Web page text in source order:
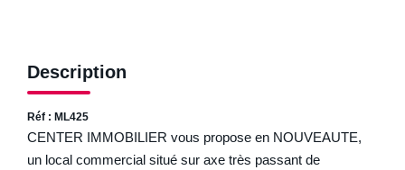
Description
Réf : ML425
CENTER IMMOBILIER vous propose en NOUVEAUTE,
un local commercial situé sur axe très passant de